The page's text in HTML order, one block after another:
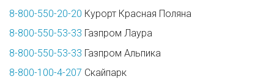
8-800-550-20-20 Курорт Красная Поляна
8-800-550-53-33 Газпром Лаура
8-800-550-53-33 Газпром Альпика
8-800-100-4-207 Скайпарк